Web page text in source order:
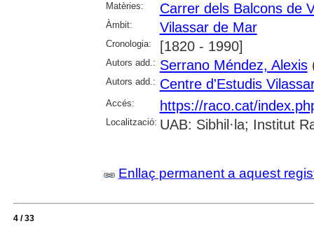
Matèries: Carrer dels Balcons de
Àmbit: Vilassar de Mar
Cronologia: [1820 - 1990]
Autors add.: Serrano Méndez, Alexis
Autors add.: Centre d'Estudis
Accés: https://raco.cat/
Localització: UAB: Sibhil·la; Institut
Enllaç permanent a aquest
4 / 33